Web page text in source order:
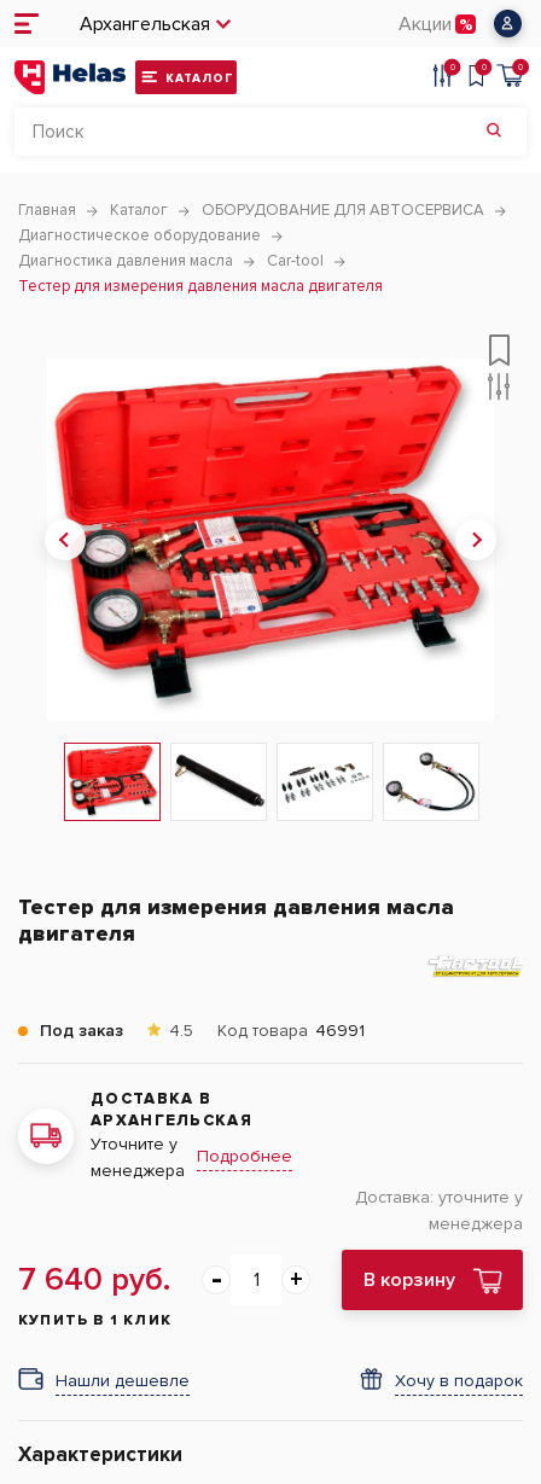
Архангельская Акции
КАТАЛОГ
0 0 0
Главная Каталог
ОБОРУДОВАНИЕ ДЛЯ АВТОСЕРВИСА
Диагностическое оборудование
Диагностика давления масла
Car-tool
Тестер для измерения давления масла двигателя
Тестер для измерения давления масла
двигателя
Под заказ 4.5 Код товара 46991
ДОСТАВКА В
АРХАНГЕЛЬСКАЯ
Уточните у
менеджера
Подробнее
Доставка: уточните у
менеджера
7 640 руб. В корзину
КУПИТЬ В 1 КЛИК
Нашли дешевле Хочу в подарок
Характеристики